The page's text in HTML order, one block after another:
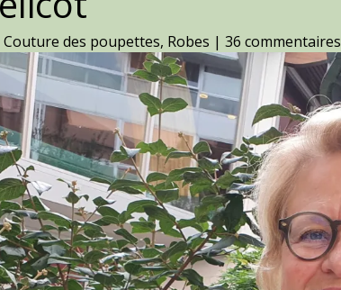
Couture des poupettes, Robes |36 commentaires